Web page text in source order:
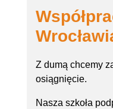
Z dumą chcemy
osiągnięcie.
Nasza szkoła